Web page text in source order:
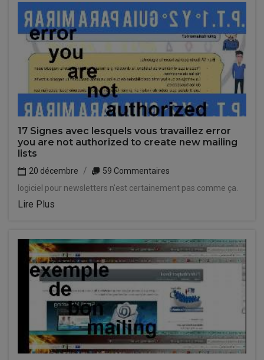
17 Signes avec lesquels vous travaillez error
you are not authorized to create new mailing
lists
20 décembre
59 Commentaires
logiciel pour newsletters n'est certainement pas comme ça.
Lire Plus